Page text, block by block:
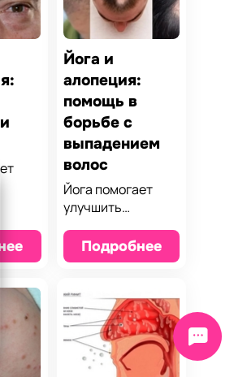
Йога и
алопеция:
помощь в
борьбе с
выпадением
волос
Йога помогает
улучшить
снять стресс и
поддержать
головы, что
способствует
восстановлению
волос и
замедлению их
Подробнее